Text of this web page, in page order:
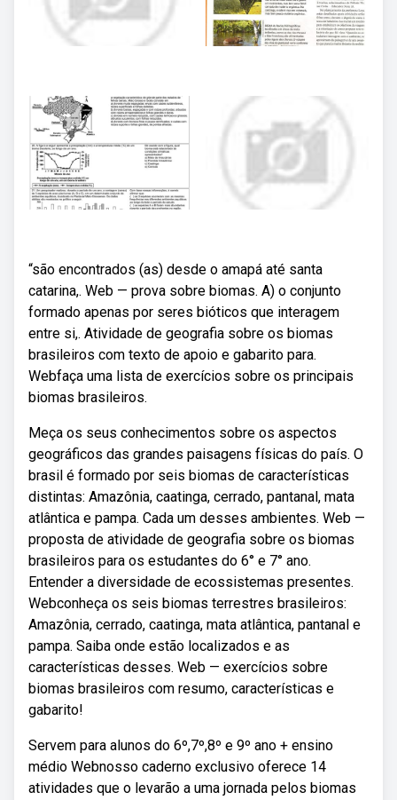
“são encontrados (as) desde o amapá até santa
catarina,. Web — prova sobre biomas. A) o conjunto
formado apenas por seres bióticos que interagem
entre si,. Atividade de geografia sobre os biomas
brasileiros com texto de apoio e gabarito para.
Webfaça uma lista de exercícios sobre os principais
biomas brasileiros.
Meça os seus conhecimentos sobre os aspectos
geográficos das grandes paisagens físicas do país. O
brasil é formado por seis biomas de características
distintas: Amazônia, caatinga, cerrado, pantanal, mata
atlântica e pampa. Cada um desses ambientes. Web —
proposta de atividade de geografia sobre os biomas
brasileiros para os estudantes do 6° e 7° ano.
Entender a diversidade de ecossistemas presentes.
Webconheça os seis biomas terrestres brasileiros:
Amazônia, cerrado, caatinga, mata atlântica, pantanal e
pampa. Saiba onde estão localizados e as
características desses. Web — exercícios sobre
biomas brasileiros com resumo, características e
gabarito!
Servem para alunos do 6º,7º,8º e 9º ano + ensino
médio Webnosso caderno exclusivo oferece 14
atividades que o levarão a uma jornada pelos biomas